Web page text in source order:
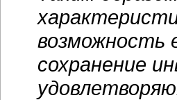
возможность
сохранение